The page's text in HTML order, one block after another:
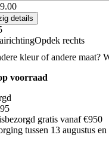
.00
details
Opdek rechts
kleur of andere maat?
voorraad
gratis vanaf €950
tussen 13 augustus en